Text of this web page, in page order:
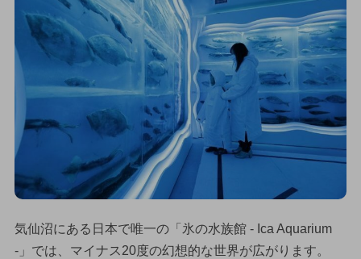
気仙沼にある日本で唯一の「氷の水族館 - Ica Aquarium
-」では、マイナス20度の幻想的な世界が広がります。